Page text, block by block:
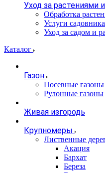
Уход за растениями
Обработка
Услуги садовника
Уход за садом и
Каталог
Газон
Посевные газоны
Рулонные газоны
Живая изгородь
Крупномеры
Лиственные
Акация
Бархат
Береза